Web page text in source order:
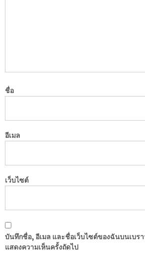
ชื่อ
อีเมล
เว็บไซต์
บันทึกชื่อ, อีเมล และชื่อเว็บไซต์ของฉันบนเบร
แสดงความเห็นครั้งถัดไป